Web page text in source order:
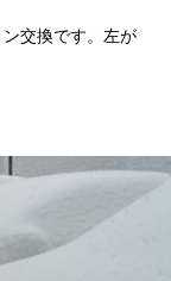
交換です。左が